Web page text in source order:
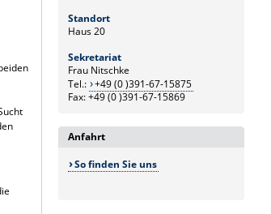
Standort
Haus 20
Sekretariat
Frau Nitschke
Tel.: +49 (0 )391-67-15875
Fax: +49 (0 )391-67-15869
Anfahrt
So finden Sie uns